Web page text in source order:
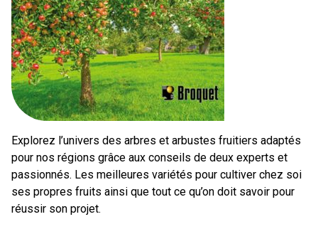
Explorez l’univers des arbres et arbustes fruitiers adaptés
pour nos régions grâce aux conseils de deux experts et
passionnés. Les meilleures variétés pour cultiver chez soi
ses propres fruits ainsi que tout ce qu’on doit savoir pour
réussir son projet.